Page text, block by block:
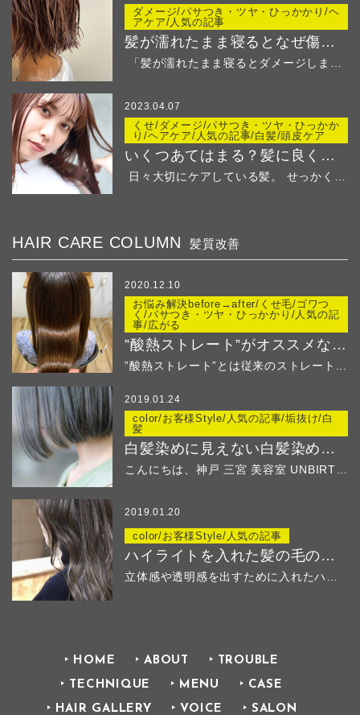
ダメージ/パサつき・ツヤ・ひっかかり/ヘ
アケア/人気の記事
髪が濡れたまま寝るとなぜ傷む？
2023.04.07
くせ/ダメージ/パサつき・ツヤ・ひっかか
り/ヘアケア/人気の記事/白髪/頭皮ケア
いくつあてはまる？髪に良くないことリストでチェック
HAIR CARE COLUMN 髪質改善
2020.12.10
お悩み解決before→after/くせ毛/ゴワつ
く/パサつき・ツヤ・ひっかかり/人気の記
事/広がる
”酸熱ストレート”がオススメなのはこんな方！
”酸熱ストレート”とは従来のストレート...
2019.01.24
color/お客様Style/人気の記事/垢抜け/白
髪
白髪染めに見えない白髪染め ２
2019.01.20
color/お客様Style/人気の記事
ハイライトを入れた髪の毛のその後
立体感や透明感を出すために入れたハイ...
HOME ABOUT TROUBLE
TECHNIQUE MENU CASE
HAIR GALLERY VOICE SALON